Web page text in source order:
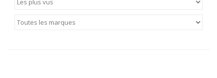
AIRSOFT